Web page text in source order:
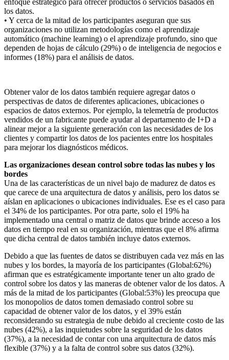
los datos.
• Y cerca de la mitad de los participantes aseguran que sus
organizaciones no utilizan metodologías como el aprendizaje
automático (machine learning) o el aprendizaje profundo, sino que
dependen de hojas de cálculo (29%) o de inteligencia de negocios e
informes (18%) para el análisis de datos.
Obtener valor de los datos también requiere agregar datos o
perspectivas de datos de diferentes aplicaciones, ubicaciones o
espacios de datos externos. Por ejemplo, la telemetría de productos
vendidos de un fabricante puede ayudar al departamento de I+D a
alinear mejor a la siguiente generación con las necesidades de los
clientes y compartir los datos de los pacientes entre los hospitales
para mejorar los diagnósticos médicos.
Las organizaciones desean control sobre todas las nubes y los
bordes
Una de las características de un nivel bajo de madurez de datos es
que carece de una arquitectura de datos y análisis, pero los datos se
aíslan en aplicaciones o ubicaciones individuales. Ese es el caso para
el 34% de los participantes. Por otra parte, solo el 19% ha
implementado una central o matriz de datos que brinde acceso a los
datos en tiempo real en su organización, mientras que el 8% afirma
que dicha central de datos también incluye datos externos.
Debido a que las fuentes de datos se distribuyen cada vez más en las
nubes y los bordes, la mayoría de los participantes (Global:62%)
afirman que es estratégicamente importante tener un alto grado de
control sobre los datos y las maneras de obtener valor de los datos. A
más de la mitad de los participantes (Global:53%) les preocupa que
los monopolios de datos tomen demasiado control sobre su
capacidad de obtener valor de los datos, y el 39% están
reconsiderando su estrategia de nube debido al creciente costo de las
nubes (42%), a las inquietudes sobre la seguridad de los datos
(37%), a la necesidad de contar con una arquitectura de datos más
flexible (37%) y a la falta de control sobre sus datos (32%).